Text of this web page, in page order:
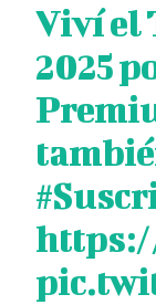
Viví el
2025